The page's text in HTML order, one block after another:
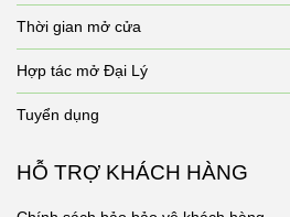
Thời gian mở cửa
Hợp tác mở Đại Lý
Tuyển dụng
HỖ TRỢ KHÁCH HÀNG